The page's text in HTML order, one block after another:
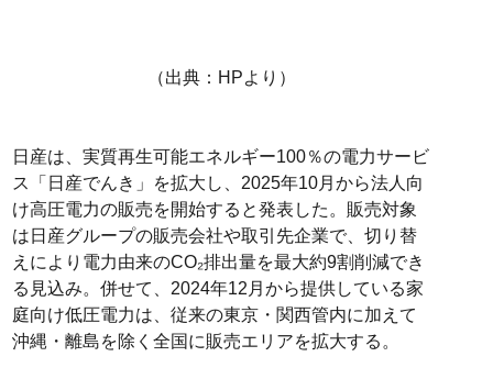
（出典：HPより）
日産は、実質再生可能エネルギー100％の電力サービ
ス「日産でんき」を拡大し、2025年10月から法人向
け高圧電力の販売を開始すると発表した。販売対象
は日産グループの販売会社や取引先企業で、切り替
えにより電力由来のCO₂排出量を最大約9割削減でき
る見込み。併せて、2024年12月から提供している家
庭向け低圧電力は、従来の東京・関西管内に加えて
沖縄・離島を除く全国に販売エリアを拡大する。